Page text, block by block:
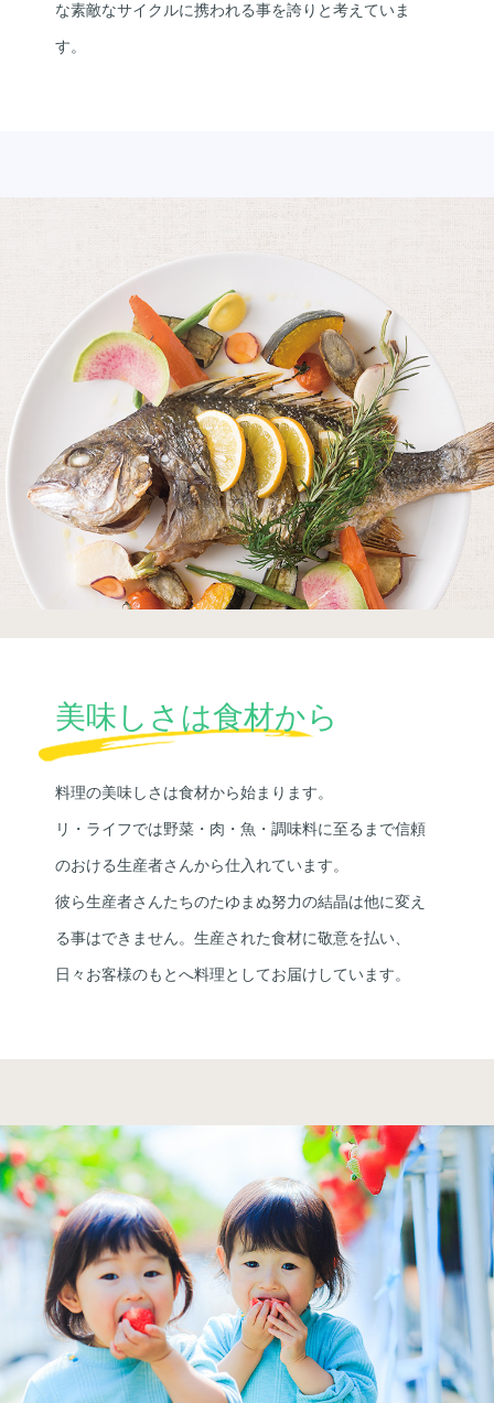
な素敵なサイクルに携われる事を誇りと考えていま
す。
美味しさは食材から
料理の美味しさは食材から始まります。
リ・ライフでは野菜・肉・魚・調味料に至るまで信頼
のおける生産者さんから仕入れています。
彼ら生産者さんたちのたゆまぬ努力の結晶は他に変え
る事はできません。生産された食材に敬意を払い、
日々お客様のもとへ料理としてお届けしています。